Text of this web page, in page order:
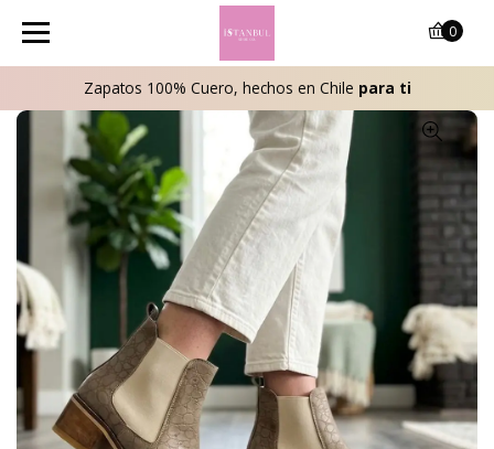
Zapatos 100% Cuero, hechos en Chile para ti
0